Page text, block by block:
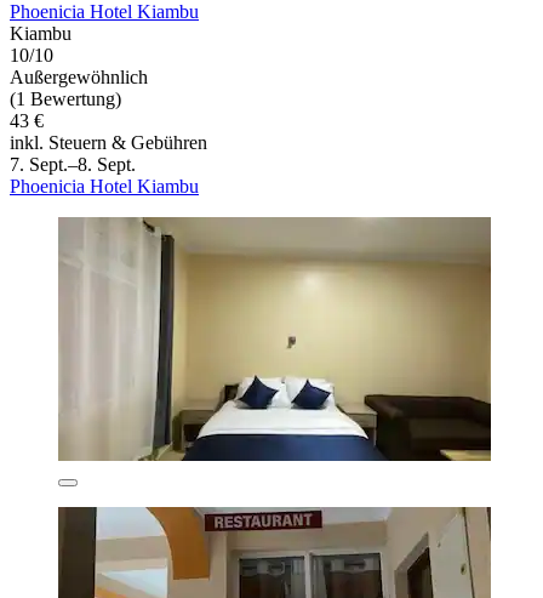
Phoenicia Hotel Kiambu
Kiambu
10/10
Außergewöhnlich
(1 Bewertung)
43 €
inkl. Steuern & Gebühren
7. Sept.–8. Sept.
Phoenicia Hotel Kiambu